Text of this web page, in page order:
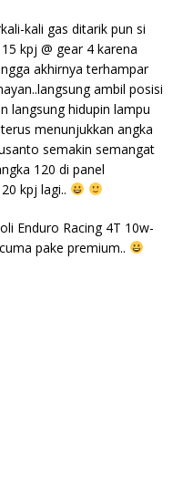
kali gas ditarik pun si
kpj @ gear 4 karena
akhirnya terhampar
ambil posisi
langsung hidupin lampu
menunjukkan angka
semakin semangat
120 di panel
kpj lagi..
Enduro Racing 4T 10w-
pake premium..